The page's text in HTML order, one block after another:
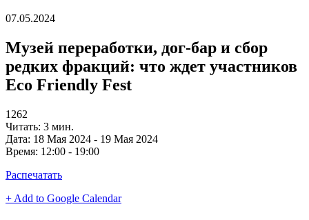
07.05.2024
Музей переработки, дог-бар и сбор
редких фракций: что ждет участников
Eco Friendly Fest
1262
Читать: 3 мин.
Дата: 18 Мая 2024 - 19 Мая 2024
Время: 12:00 - 19:00
Распечатать
+ Add to Google Calendar